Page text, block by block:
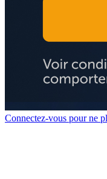
Connectez-vous pour ne